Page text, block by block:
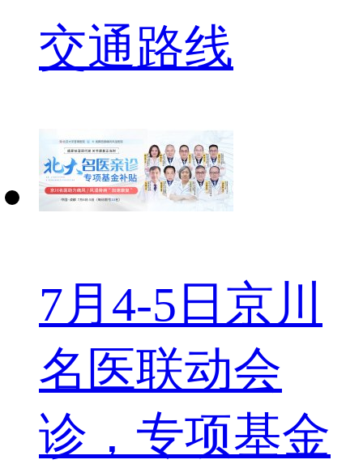
交通路线
7月4-5日京川
名医联动会
诊，专项基金